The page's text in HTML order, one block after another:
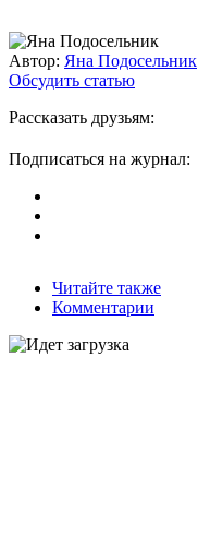
Автор: Яна Подосельник
Обсудить статью
Рассказать друзьям:
Подписаться на журнал:
Читайте также
Комментарии